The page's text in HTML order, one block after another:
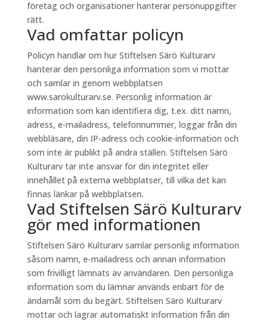
företag och organisationer hanterar personuppgifter
rätt.
Vad omfattar policyn
Policyn handlar om hur Stiftelsen Särö Kulturarv
hanterar den personliga information som vi mottar
och samlar in genom webbplatsen
www.sarokulturarv.se. Personlig information är
information som kan identifiera dig, t.ex. ditt namn,
adress, e-mailadress, telefonnummer, loggar från din
webbläsare, din IP-adress och cookie-information och
som inte är publikt på andra ställen. Stiftelsen Särö
Kulturarv tar inte ansvar för din integritet eller
innehållet på externa webbplatser, till vilka det kan
finnas länkar på webbplatsen.
Vad Stiftelsen Särö Kulturarv
gör med informationen
Stiftelsen Särö Kulturarv samlar personlig information
såsom namn, e-mailadress och annan information
som frivilligt lämnats av användaren. Den personliga
information som du lämnar används enbart för de
ändamål som du begärt. Stiftelsen Särö Kulturarv
mottar och lagrar automatiskt information från din